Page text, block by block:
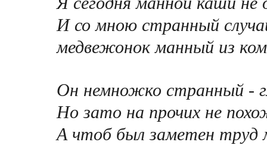
И со мною странный
медвежонок манный из
Он немножко странный -
Hо зато на прочих не
А чтоб был заметен труд